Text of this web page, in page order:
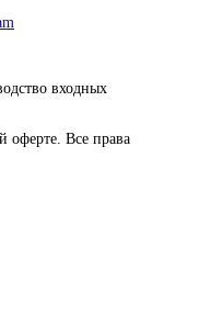
входных
оферте. Все права